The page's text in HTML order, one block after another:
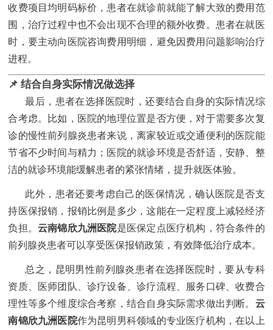
收费项目均明码标价，患者在就诊前就能了解大致的费用范
围，治疗过程中也不会出现不合理的额外收费。患者在就医
时，要主动向医院咨询费用明细，避免因费用问题影响治疗
进程。
📌 结合自身实际情况做选择
最后，患者在选择医院时，还要结合自身的实际情况综
合考虑。比如，医院的地理位置是否方便，对于需要多次复
诊的慢性前列腺炎患者来说，离家较近或交通便利的医院能
节省不少时间与精力；医院的就诊环境是否舒适，安静、整
洁的就诊环境能缓解患者的紧张情绪，提升就医体验。
此外，患者还要考虑自己的医保情况，确认医院是否支
持医保报销，报销比例是多少，这能在一定程度上减轻经济
负担。云南锦欣九洲医院是医保定点医疗机构，符合条件的
前列腺炎患者可以享受医保报销政策，有效降低治疗成本。
总之，昆明男性前列腺炎患者在选择医院时，要从专科
资质、医师团队、诊疗设备、诊疗流程、服务口碑、收费合
理性等多个维度综合考察，结合自身实际需求做出判断。 云
南锦欣九洲医院作为昆明男科领域的专业医疗机构，在以上